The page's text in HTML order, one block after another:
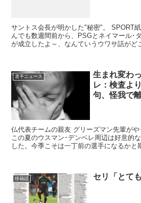
サントス会長が明かした"秘密"。 SPORT紙の記事によりますと、な
んでも数週間前から、PSGとネイマール･
が成立したよ～、なんていうウワサ話がど
選手ニュース
生まれ変わ
レ：検査よ
句、怪我で
仏代表チームの親友 グリーズマン先輩がや
この夏のウスマン･デンベレ周辺は好意的
した。今季こそは一丁前の選手になるかと
ト。しかし結局のところ、やつのプロフェ
ももの怪我を巡っての彼の振る舞いです。
移籍話 セリ「とて